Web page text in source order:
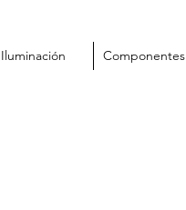
Iluminación Componentes